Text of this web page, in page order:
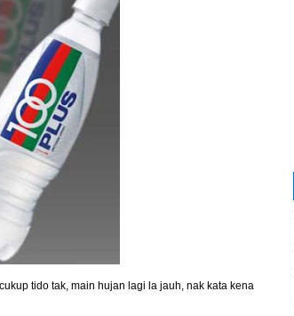
tido tak, main hujan lagi la jauh, nak kata kena